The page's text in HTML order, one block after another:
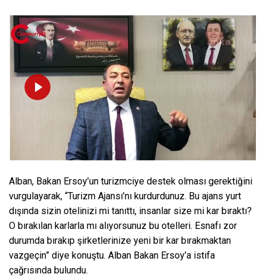
Alban, Bakan Ersoy’un turizmciye destek olması gerektiğini
vurgulayarak, “Turizm Ajansı’nı kurdurdunuz. Bu ajans yurt
dışında sizin otelinizi mi tanıttı, insanlar size mi kar bıraktı?
O bırakılan karlarla mı alıyorsunuz bu otelleri. Esnafı zor
durumda bırakıp şirketlerinize yeni bir kar bırakmaktan
vazgeçin” diye konuştu. Alban Bakan Ersoy’a istifa
çağrısında bulundu.